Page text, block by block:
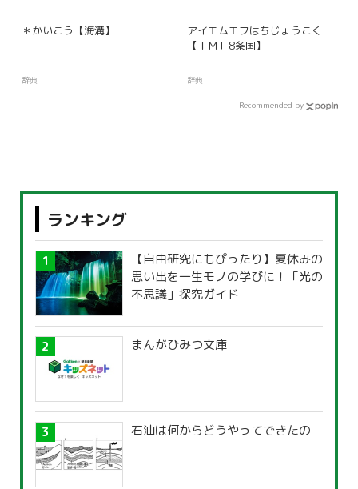
＊かいこう【海溝】
辞典
アイエムエフはちじょうこく
【ＩＭＦ8条国】
辞典
Recommended by
ランキング
【自由研究にもぴったり】夏休みの
思い出を一生モノの学びに！「光の
不思議」探究ガイド
まんがひみつ文庫
石油は何からどうやってできたの